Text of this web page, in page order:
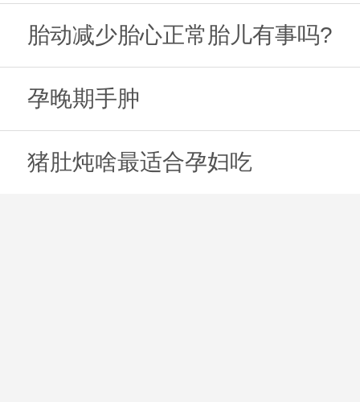
胎动减少胎心正常胎儿有事吗?
孕晚期手肿
猪肚炖啥最适合孕妇吃